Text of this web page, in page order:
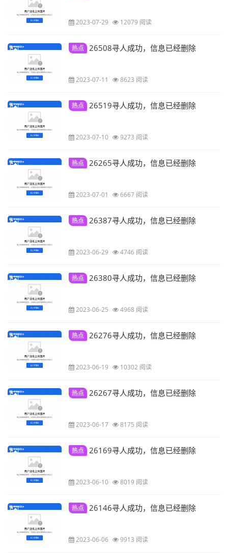
2023-07-29 12079 阅读
热点 26508寻人成功，信息已经删除
2023-07-11 8623 阅读
热点 26519寻人成功，信息已经删除
2023-07-10 9273 阅读
热点 26265寻人成功，信息已经删除
2023-07-01 6667 阅读
热点 26387寻人成功，信息已经删除
2023-06-29 4746 阅读
热点 26380寻人成功，信息已经删除
2023-06-25 4968 阅读
热点 26276寻人成功，信息已经删除
2023-06-19 10302 阅读
热点 26267寻人成功，信息已经删除
2023-06-17 8175 阅读
热点 26169寻人成功，信息已经删除
2023-06-10 8019 阅读
热点 26146寻人成功，信息已经删除
2023-06-06 9913 阅读